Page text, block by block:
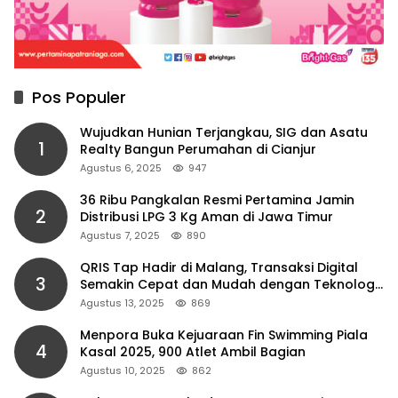
Pos Populer
1
Wujudkan Hunian Terjangkau, SIG dan Asatu
Realty Bangun Perumahan di Cianjur
Agustus 6, 2025 947
2
36 Ribu Pangkalan Resmi Pertamina Jamin
Distribusi LPG 3 Kg Aman di Jawa Timur
Agustus 7, 2025 890
3
QRIS Tap Hadir di Malang, Transaksi Digital
Semakin Cepat dan Mudah dengan Teknologi
NFC
Agustus 13, 2025 869
4
Menpora Buka Kejuaraan Fin Swimming Piala
Kasal 2025, 900 Atlet Ambil Bagian
Agustus 10, 2025 862